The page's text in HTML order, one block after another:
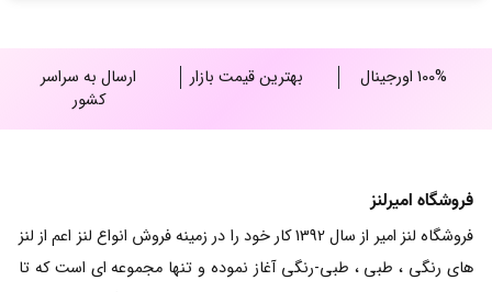
100% اورجینال بهترین قیمت بازار
ارسال به سراسر
کشور
فروشگاه امیرلنز
فروشگاه لنز امیر از سال 1392 کار خود را در زمینه فروش انواع لنز اعم از لنز
های رنگی ، طبی ، طبی-رنگی آغاز نموده و تنها مجموعه ای است که تا